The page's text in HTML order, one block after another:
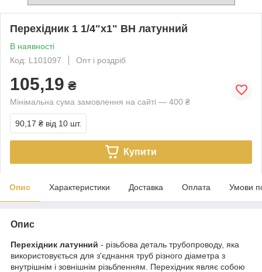
Перехідник 1 1/4"х1" ВН латунний
В наявності
Код: L101097
Опт і роздріб
105,19 ₴
Мінімальна сума замовлення на сайті — 400 ₴
90,17 ₴ від 10 шт.
Купити
Опис Характеристики Доставка Оплата Умови
Опис
Перехідник латунний - різьбова деталь трубопроводу, яка
використовується для з'єднання труб різного діаметра з
внутрішнім і зовнішнім різьбленням. Перехідник являє собою